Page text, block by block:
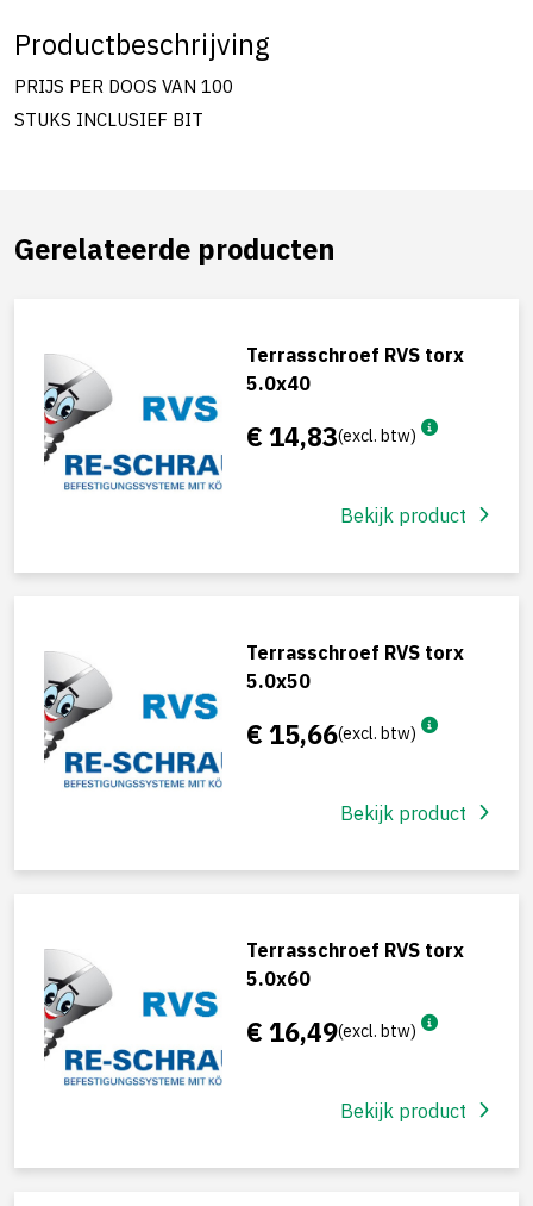
Productbeschrijving
PRIJS PER DOOS VAN 100
STUKS INCLUSIEF BIT
Gerelateerde producten
Terrasschroef RVS torx
5.0x40
€ 14,83(excl. btw)
Bekijk product
Terrasschroef RVS torx
5.0x50
€ 15,66(excl. btw)
Bekijk product
Terrasschroef RVS torx
5.0x60
€ 16,49(excl. btw)
Bekijk product